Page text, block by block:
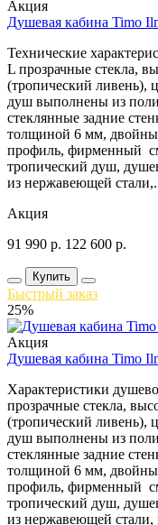
Акция
Душевая кабина Timo
Технические
L прозрачные стекла,
(тропический ливень),
душ выполнены из
стеклянные задние
толщиной 6 мм,
профиль, фирменный
тропический душ,
из нержавеющей
Акция
91 990 р. 122 600 р.
Купить
Быстрый заказ
25%
Акция
Душевая кабина Timo
Характеристики
прозрачные стекла,
(тропический ливень),
душ выполнены из
стеклянные задние
толщиной 6 мм,
профиль, фирменный
тропический душ,
из нержавеющей стали,